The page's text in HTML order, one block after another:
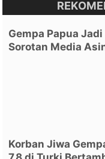
Gempa Papua Jadi
Sorotan Media
Korban Jiwa